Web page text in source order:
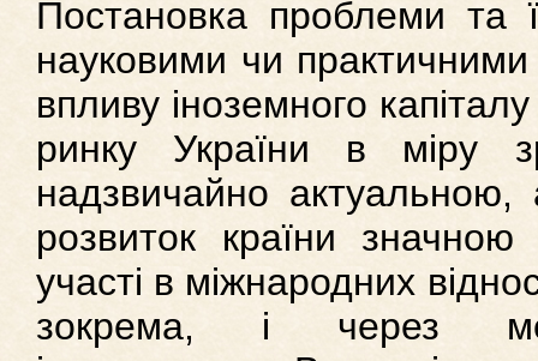
Постановка проблеми та
науковими чи
впливу іноземного
ринку України в міру
надзвичайно актуальною,
розвиток країни
участі в міжнародних
зокрема, і через